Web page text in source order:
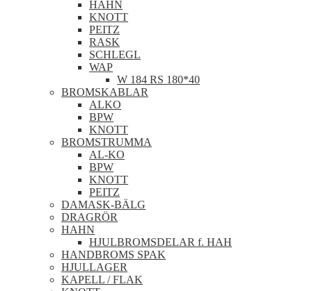
HAHN
KNOTT
PEITZ
RASK
SCHLEGL
WAP
W 184 RS 180*40
BROMSKABLAR
ALKO
BPW
KNOTT
BROMSTRUMMA
AL-KO
BPW
KNOTT
PEITZ
DAMASK-BÄLG
DRAGRÖR
HAHN
HJULBROMSDELAR f. HAH
HANDBROMS SPAK
HJULLAGER
KAPELL / FLAK